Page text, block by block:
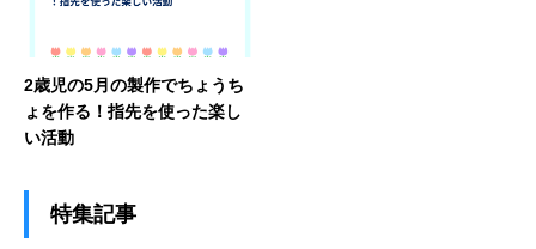
2歳児の5月の製作でちょうち
ょを作る！指先を使った楽し
い活動
特集記事